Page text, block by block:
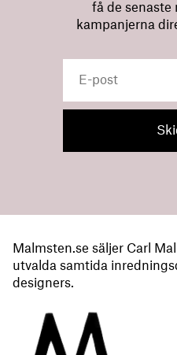
få de senaste
kampanjerna
Malmsten.se säljer Carl
utvalda samtida
designers.